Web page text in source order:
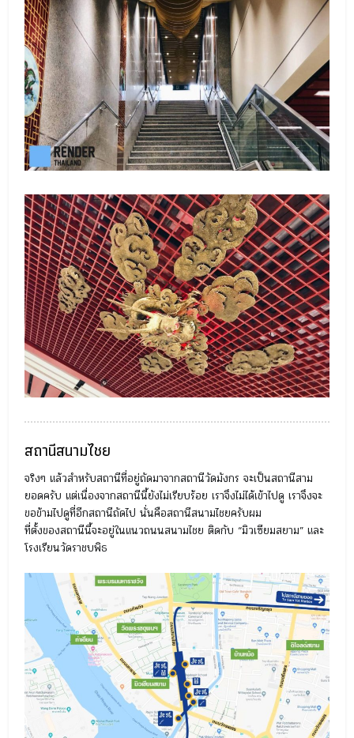
สถานีสนามไชย
จริงๆ แล้วสำหรับสถานีที่อยู่ถัดมาจากสถานีวัดมังกร จะเป็นสถานีสาม
ยอดครับ แต่เนื่องจากสถานีนี้ยังไม่เรียบร้อย เราจึงไม่ได้เข้าไปดู เราจึงจะ
ขอข้ามไปดูที่อีกสถานีถัดไป นั่นคือสถานีสนามไชยครับผม
ที่ตั้งของสถานีนี้จะอยู่ในแนวถนนสนามไชย ติดกับ “มิวเซียมสยาม” และ
โรงเรียนวัดราชบพิธ